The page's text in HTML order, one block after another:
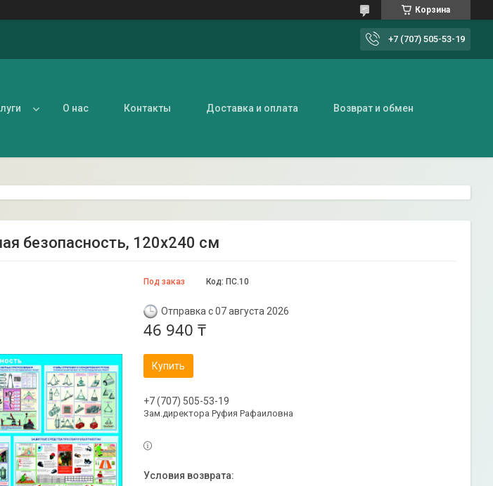
Корзина
+7 (707) 505-53-19
О нас Контакты Доставка и оплата Возврат и обмен
безопасность, 120х240 см
Под заказ Код: ПС.10
Отправка с 07 августа 2026
46 940 ₸
Купить
+7 (707) 505-53-19
Зам.директора Руфия Рафаиловна